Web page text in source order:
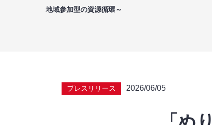
地域参加型の資源循環～
プレスリリース 2026/06/05